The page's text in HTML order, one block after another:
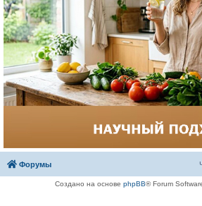
Форумы
Создано на основе phpBB® Forum